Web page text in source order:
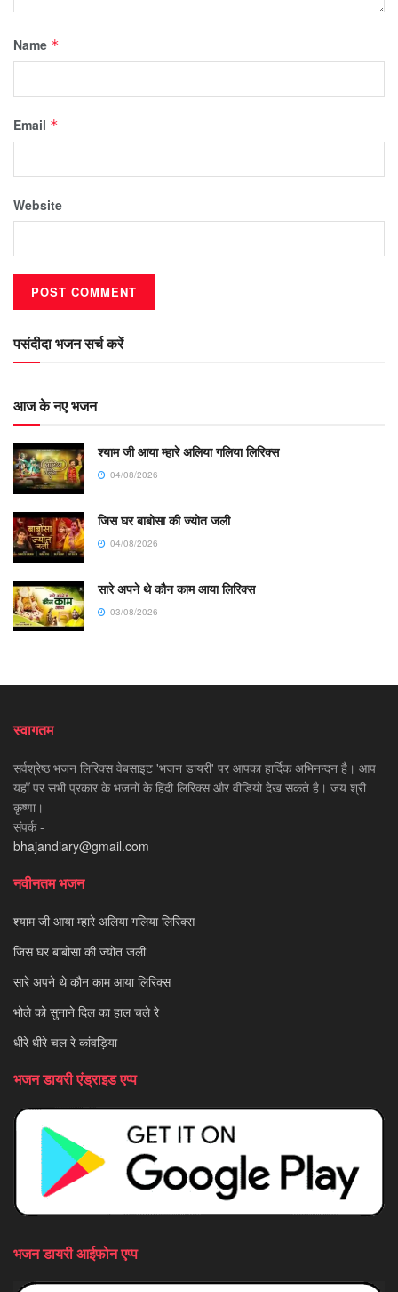
Name *
Email *
Website
पसंदीदा भजन सर्च करें
आज के नए भजन
श्याम जी आया म्हारे अलिया गलिया लिरिक्स
04/08/2026
जिस घर बाबोसा की ज्योत जली
04/08/2026
सारे अपने थे कौन काम आया लिरिक्स
03/08/2026
स्वागतम
सर्वश्रेष्ठ भजन लिरिक्स वेबसाइट 'भजन डायरी' पर आपका हार्दिक अभिनन्दन है। आप
यहाँ पर सभी प्रकार के भजनों के हिंदी लिरिक्स और वीडियो देख सकते है। जय श्री
कृष्णा।
संपर्क -
bhajandiary@gmail.com
नवीनतम भजन
श्याम जी आया म्हारे अलिया गलिया लिरिक्स
जिस घर बाबोसा की ज्योत जली
सारे अपने थे कौन काम आया लिरिक्स
भोले को सुनाने दिल का हाल चले रे
धीरे धीरे चल रे कांवड़िया
भजन डायरी एंड्राइड एप्प
भजन डायरी आईफोन एप्प